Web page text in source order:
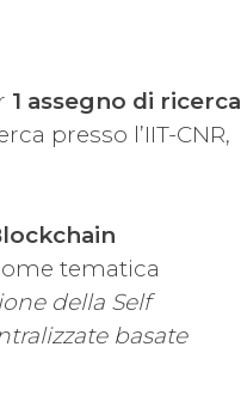
1 assegno di ricerca
presso l’IIT-CNR,
tematica
della Self
basate